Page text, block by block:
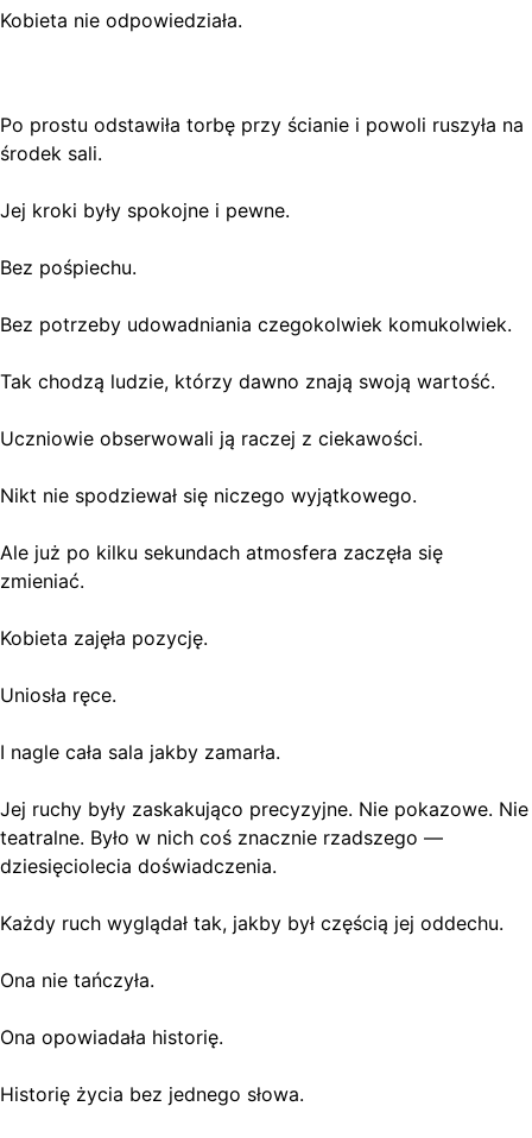
Kobieta nie odpowiedziała.
Po prostu odstawiła torbę przy ścianie i powoli ruszyła na
środek sali.
Jej kroki były spokojne i pewne.
Bez pośpiechu.
Bez potrzeby udowadniania czegokolwiek komukolwiek.
Tak chodzą ludzie, którzy dawno znają swoją wartość.
Uczniowie obserwowali ją raczej z ciekawości.
Nikt nie spodziewał się niczego wyjątkowego.
Ale już po kilku sekundach atmosfera zaczęła się
zmieniać.
Kobieta zajęła pozycję.
Uniosła ręce.
I nagle cała sala jakby zamarła.
Jej ruchy były zaskakująco precyzyjne. Nie pokazowe. Nie
teatralne. Było w nich coś znacznie rzadszego —
dziesięciolecia doświadczenia.
Każdy ruch wyglądał tak, jakby był częścią jej oddechu.
Ona nie tańczyła.
Ona opowiadała historię.
Historię życia bez jednego słowa.